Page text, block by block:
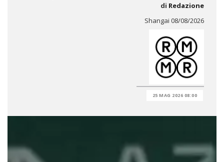
di Redazione
Shangai 08/08/2026
25 MAG 2026 08:00